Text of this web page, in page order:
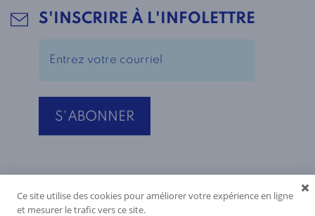
S'INSCRIRE À L'INFOLETTRE
Ce site utilise des cookies pour améliorer votre expérience en ligne
et mesurer le trafic vers ce site.